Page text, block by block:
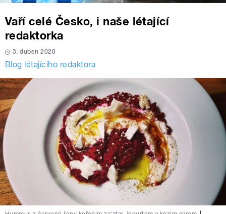
Vaří celé Česko, i naše létající
redaktorka
3. duben 2020
Blog létajícího redaktora